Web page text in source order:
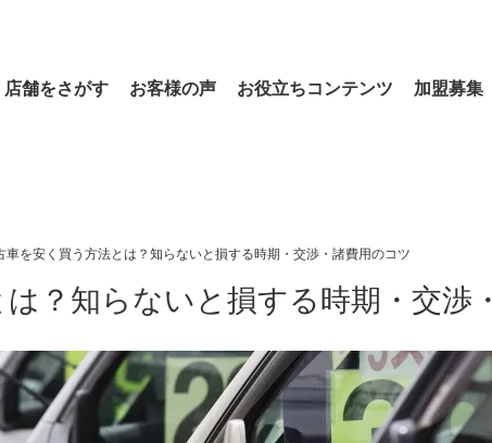
店舗をさがす お客様の声 お役立ちコンテンツ 加盟募集
車を安く買う方法とは？知らないと損する時期・交渉・諸費用のコツ
？知らないと損する時期・交渉